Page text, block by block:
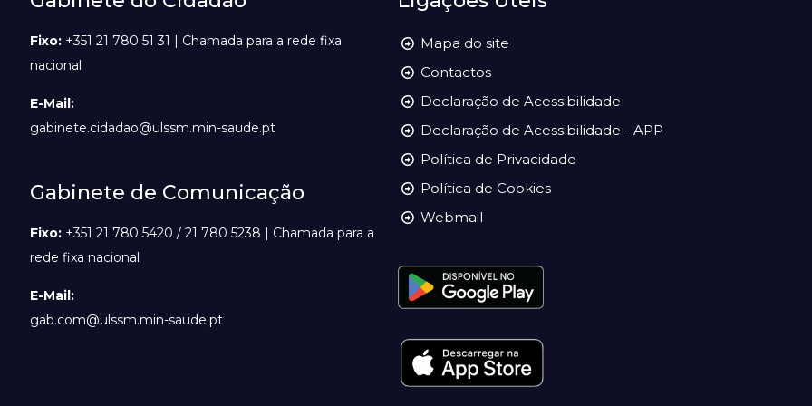
Fixo:+351 21 780 51 31 | Chamada para a rede fixa
nacional
E-Mail:
gabinete.cidadao@ulssm.min-saude.pt
Gabinete de Comunicação
Fixo:+351 21 780 5420 / 21 780 5238 | Chamada para a
rede fixa nacional
E-Mail:
gab.com@ulssm.min-saude.pt
Mapa do site
Contactos
Declaração de Acessibilidade
Declaração de Acessibilidade - APP
Política de Privacidade
Política de Cookies
Webmail